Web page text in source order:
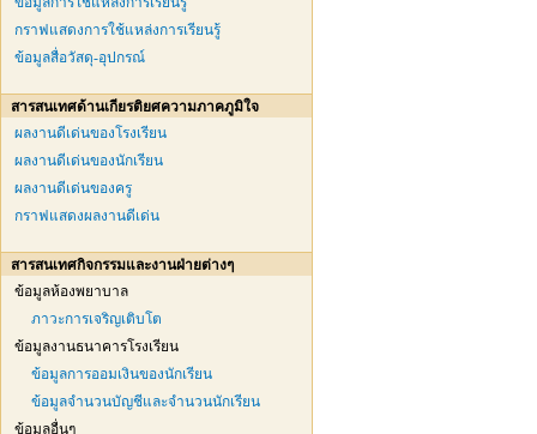
กราฟแสดงการใช้แหล่งการเรียนรู้
ข้อมูลสื่อวัสดุ-อุปกรณ์
สารสนเทศด้านเกียรติยศความภาคภูมิใจ
ผลงานดีเด่นของโรงเรียน
ผลงานดีเด่นของนักเรียน
ผลงานดีเด่นของครู
กราฟแสดงผลงานดีเด่น
สารสนเทศกิจกรรมและงานฝ่ายต่างๆ
ข้อมูลห้องพยาบาล
ภาวะการเจริญเติบโต
ข้อมูลงานธนาคารโรงเรียน
ข้อมูลการออมเงินของนักเรียน
ข้อมูลจำนวนบัญชีและจำนวนนักเรียน
ข้อมูลอื่นๆ